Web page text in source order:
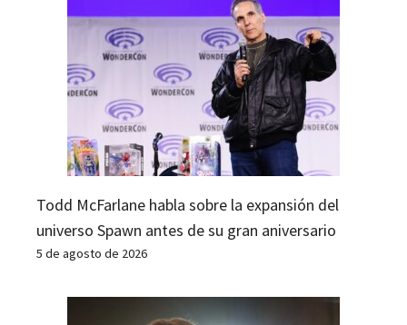
Todd McFarlane habla sobre la expansión del
universo Spawn antes de su gran aniversario
5 de agosto de 2026